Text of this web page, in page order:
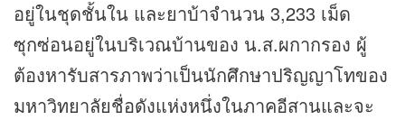
อยู่ในชุดชั้นใน และยาบ้าจำนวน 3,233 เม็ด
ซุกซ่อนอยู่ในบริเวณบ้านของ น.ส.ผกากรอง ผู้
ต้องหารับสารภาพว่าเป็นนักศึกษาปริญญาโทของ
มหาวิทยาลัยชื่อดังแห่งหนึ่งในภาคอีสานและจะ